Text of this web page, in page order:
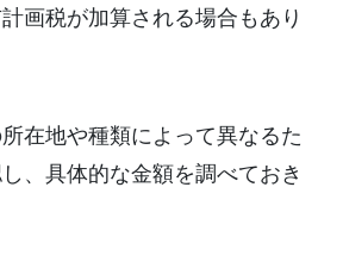
画税が加算される場合もあり
在地や種類によって異なるた
、具体的な金額を調べておき